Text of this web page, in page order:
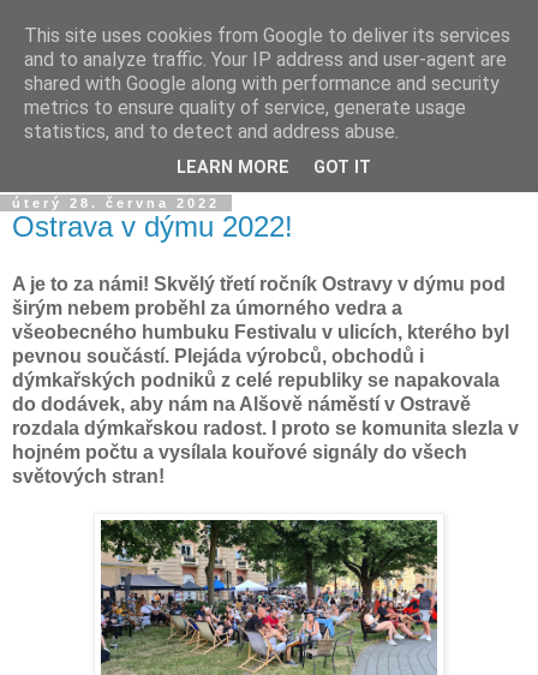
Dýmkařův koutek
Místo pro všechny, kteří se chtějí dozvědět něco o světě
vodních dýmek a trochu se pobavit!
úterý 28. června 2022
Ostrava v dýmu 2022!
A je to za námi! Skvělý třetí ročník Ostravy v dýmu pod
širým nebem proběhl za úmorného vedra a
všeobecného humbuku Festivalu v ulicích, kterého byl
pevnou součástí. Plejáda výrobců, obchodů i
dýmkařských podniků z celé republiky se napakovala
do dodávek, aby nám na Alšově náměstí v Ostravě
rozdala dýmkařskou radost. I proto se komunita slezla v
hojném počtu a vysílala kouřové signály do všech
světových stran!
This site uses cookies from Google to deliver its services
and to analyze traffic. Your IP address and user-agent are
shared with Google along with performance and security
metrics to ensure quality of service, generate usage
statistics, and to detect and address abuse.
LEARN MORE GOT IT